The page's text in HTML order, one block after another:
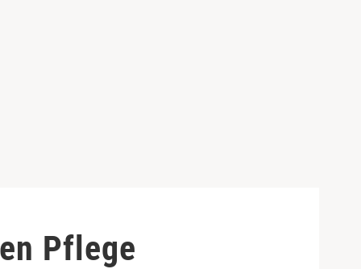
Pflege